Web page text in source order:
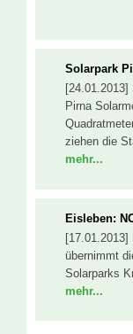
Solarpark
Pirna
ziehen die
mehr...
Eisleben:
[17.01.2013]
übernimmt
Solarparks
mehr...